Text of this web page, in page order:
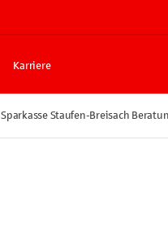
Karriere
Sparkasse Staufen-Breisach